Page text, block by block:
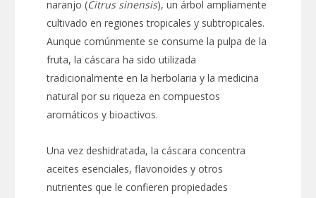
naranjo (Citrus sinensis), un árbol ampliamente
cultivado en regiones tropicales y subtropicales.
Aunque comúnmente se consume la pulpa de la
fruta, la cáscara ha sido utilizada
tradicionalmente en la herbolaria y la medicina
natural por su riqueza en compuestos
aromáticos y bioactivos.
Una vez deshidratada, la cáscara concentra
aceites esenciales, flavonoides y otros
nutrientes que le confieren propiedades